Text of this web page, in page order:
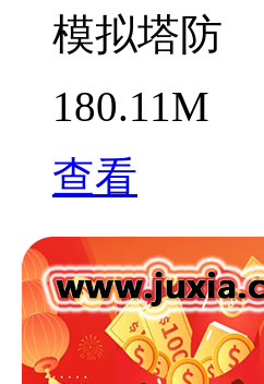
模拟塔防
180.11M
查看